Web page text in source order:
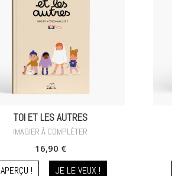
TOI ET LES AUTRES
IMAGIER À COMPLÉTER
16,90 €
APERÇU ! JE LE VEUX !